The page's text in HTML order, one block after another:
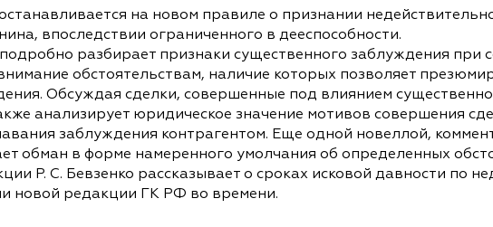
на новом правиле о признании
впоследствии ограниченного в дееспособности.
разбирает признаки существенного заблуждения при
обстоятельствам, наличие которых позволяет
Обсуждая сделки, совершенные под влиянием
анализирует юридическое значение мотивов совершения
заблуждения контрагентом. Еще одной новеллой,
обман в форме намеренного умолчания об определенных
Р. С. Бевзенко рассказывает о сроках исковой давности по
новой редакции ГК РФ во времени.